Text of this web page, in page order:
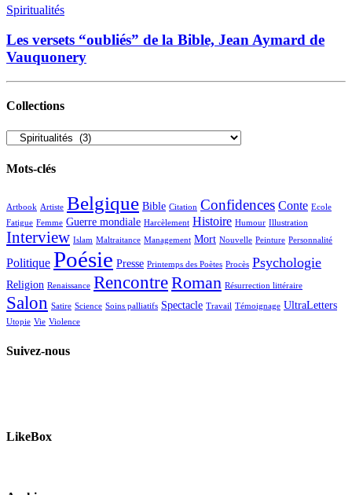
Spiritualités
Les versets “oubliés” de la Bible, Jean Aymard de
Vauquonery
Collections
Collections
Mots-clés
Artbook Artiste Belgique Bible Citation Confidences Conte Ecole
Fatigue Femme Guerre mondiale Harcèlement Histoire Humour Illustration
Interview Islam Maltraitance Management Mort Nouvelle Peinture Personnalité
Politique Poésie Presse Printemps des Poètes Procès Psychologie
Religion Renaissance RencontreRoman Résurrection littéraire
Salon Satire Science Soins palliatifs Spectacle Travail Témoignage UltraLetters
Utopie Vie Violence
Suivez-nous
LikeBox